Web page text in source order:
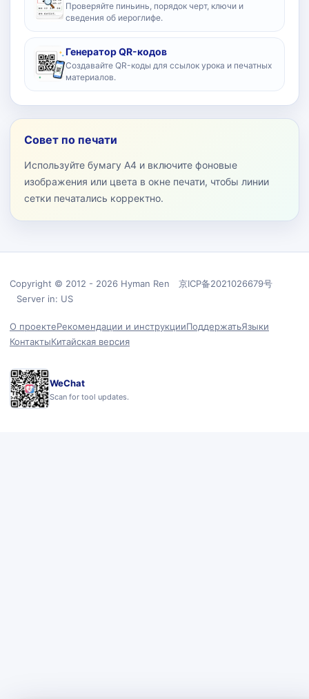
Проверяйте пиньинь, порядок черт, ключи и
сведения об иероглифе.
Генератор QR-кодов
Создавайте QR-коды для ссылок урока и печатных
материалов.
Совет по печати
Используйте бумагу A4 и включите фоновые
изображения или цвета в окне печати, чтобы линии
сетки печатались корректно.
Copyright © 2012 - 2026 Hyman Ren 京ICP备2021026679号
Server in: US
О проектеРекомендации и инструкцииПоддержатьЯзыки
КонтактыКитайская версия
WeChat
Scan for tool updates.